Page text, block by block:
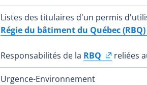
Listes des titulaires d'un permis
Régie du bâtiment du Québec (RBQ)
Responsabilités de la RBQ reliées
Urgence-Environnement